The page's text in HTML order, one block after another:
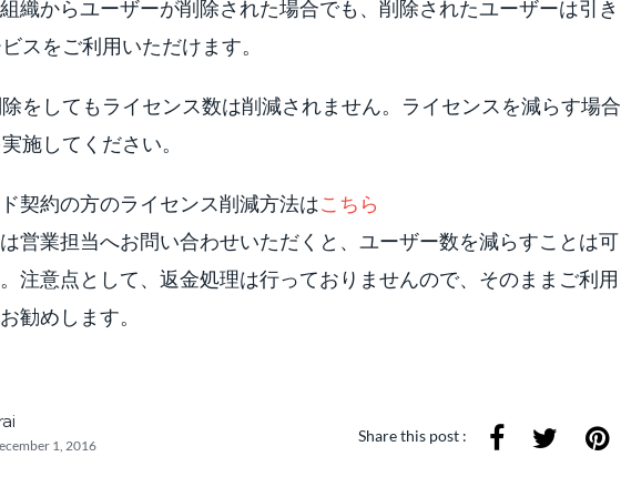
織からユーザーが削除された場合でも、削除されたユーザーは引き
スをご利用いただけます。
をしてもライセンス数は削減されません。ライセンスを減らす場合
施してください。
契約の方のライセンス削減方法はこちら
営業担当へお問い合わせいただくと、ユーザー数を減らすことは可
注意点として、返金処理は行っておりませんので、そのままご利用
勧めします。
1, 2016
Share this post :